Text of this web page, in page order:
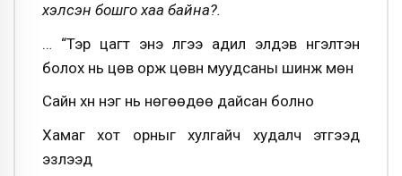
хэлсэн бошго хаа байна?.
… “Тэр цагт энэ лүгээ адил элдэв нүгэлтэн
болох нь цөв орж цөвүүн муудсаны шинж мөн
Сайн хүн нэг нь нөгөөдөө дайсан болно
Хамаг хот орныг хулгайч худалч этгээд
эзлээд